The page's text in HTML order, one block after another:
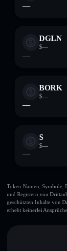
—
DGLN
$—
—
BORK
$—
—
S
$—
—
Token-Namen, Symbole,
und Registern von
geschützten Inhalte von
erhebt keinerlei